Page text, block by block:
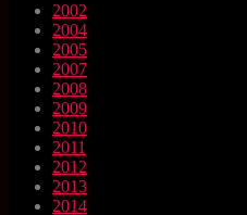
2002
2004
2005
2007
2008
2009
2010
2011
2012
2013
2014